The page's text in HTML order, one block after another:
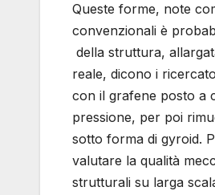
Queste forme, note
convenzionali è
della struttura,
reale, dicono i
con il grafene posto a
pressione, per poi
sotto forma di gyroid.
valutare la qualità
strutturali su larga